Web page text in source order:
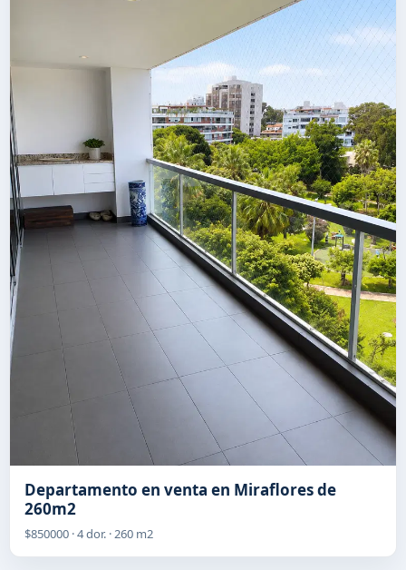
Departamento en venta en Miraflores de
260m2
$850000 · 4 dor. · 260 m2